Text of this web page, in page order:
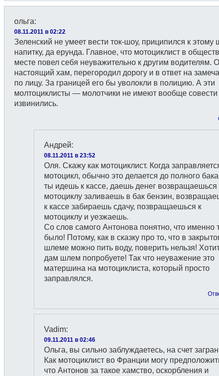
ольга:
08.11.2011 в 02:22
Зеленский не умеет вести ток-шоу, приципился к этому
напитку, да ерунда. Главное, что мотоциклист в
месте повел себя неуважительно к другим водителям.
настоящий хам, перегородил дорогу и в ответ на
по лицу. За границей его бы уволокли в полицию. А эти
молтоциклисты — молотчики не имеют вообще
извинились.
Андрей:
08.11.2011 в 23:52
Оля. Скажу как мотоциклист. Когда
мотоцикл, обычно это делается до полного
ты идешь к кассе, даешь денег возвращаешься
мотоциклу заливаешь в бак бензин,
к кассе забираешь сдачу, позвращаешься к
мотоциклу и уезжаешь.
Со слов самого Антонова понятно, что именно
было! Потому, как в сказку про то, что в
шлеме можно пить воду, поверить нельзя!
дам шлем попробуете! Так что неуважение это
матершина на мотоциклиста, который просто
заправлялся.
Vadim:
09.11.2011 в 02:46
Ольга, вы сильно заблуждаетесь, на счет
Как мотоциклист во Франции могу
что Антонов за такое хамство, оскорбления и